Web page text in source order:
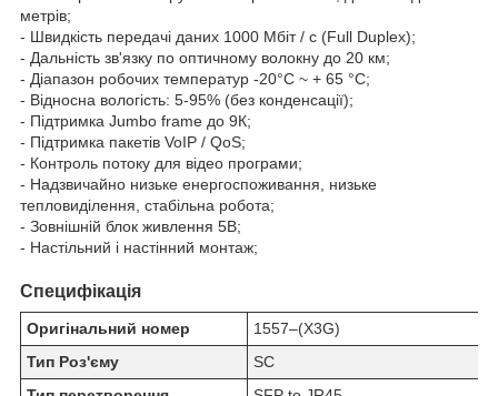
метрів;
- Швидкість передачі даних 1000 Мбіт / с (Full Duplex);
- Дальність зв'язку по оптичному волокну до 20 км;
- Діапазон робочих температур -20°C ~ + 65 °C;
- Відносна вологість: 5-95% (без конденсації);
- Підтримка Jumbo frame до 9К;
- Підтримка пакетів VoIP / QoS;
- Контроль потоку для відео програми;
- Надзвичайно низьке енергоспоживання, низьке
тепловиділення, стабільна робота;
- Зовнішній блок живлення 5В;
- Настільний і настінний монтаж;
Специфікація
Оригінальний номер
1557‒(X3G)
Тип Роз'єму
SC